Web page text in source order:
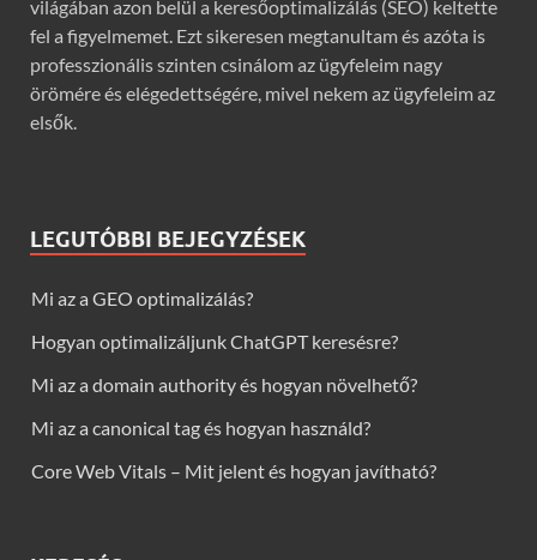
világában azon belül a keresőoptimalizálás (SEO) keltette
fel a figyelmemet. Ezt sikeresen megtanultam és azóta is
professzionális szinten csinálom az ügyfeleim nagy
örömére és elégedettségére, mivel nekem az ügyfeleim az
elsők.
LEGUTÓBBI BEJEGYZÉSEK
Mi az a GEO optimalizálás?
Hogyan optimalizáljunk ChatGPT keresésre?
Mi az a domain authority és hogyan növelhető?
Mi az a canonical tag és hogyan használd?
Core Web Vitals – Mit jelent és hogyan javítható?